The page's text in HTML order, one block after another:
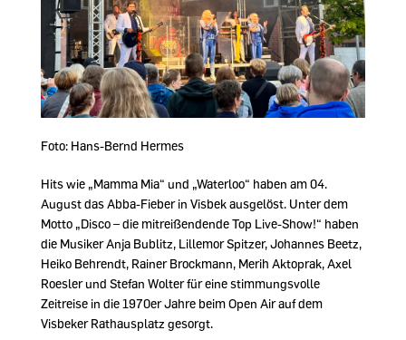
Foto: Hans-Bernd Hermes
Hits wie „Mamma Mia“ und „Waterloo“ haben am 04.
August das Abba-Fieber in Visbek ausgelöst. Unter dem
Motto „Disco – die mitreißendende Top Live-Show!“ haben
die Musiker Anja Bublitz, Lillemor Spitzer, Johannes Beetz,
Heiko Behrendt, Rainer Brockmann, Merih Aktoprak, Axel
Roesler und Stefan Wolter für eine stimmungsvolle
Zeitreise in die 1970er Jahre beim Open Air auf dem
Visbeker Rathausplatz gesorgt.